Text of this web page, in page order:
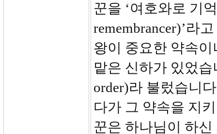
꾼을 ‘여호와로 기
remembrancer)’라
왕이 중요한 약속
맡은 신하가 있었
order)라 불렀습니
다가 그 약속을 지
꾼은 하나님이 하